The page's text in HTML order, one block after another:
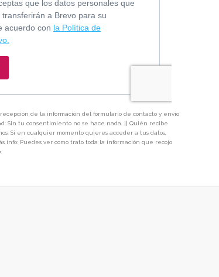
de la información del formulario de contacto y envío
Sin tu consentimiento no se hace nada. || Quién recibe
Si en cualquier momento quieres acceder a tus datos,
info: Puedes ver como trato toda la información que recojo